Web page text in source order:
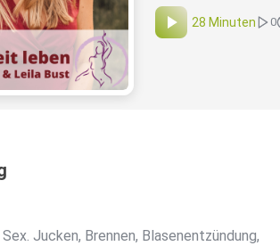
28 Minuten 0
Jucken, Brennen, Blasenentzündung,